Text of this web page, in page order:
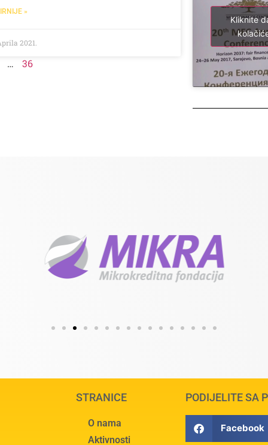
»
2021.
… 36
Kliknite
STRANICE
O nama
Aktivnosti
PODIJELITE SA
Facebook